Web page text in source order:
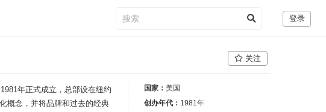
登录
关注
年正式成立，总部设在纽约
概念，并将品牌和过去的经典
国家： 美国
创办年代： 1981年